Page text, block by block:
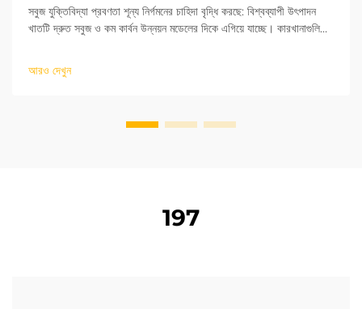
সবুজ যুক্তিবিদ্যা প্রবণতা শূন্য নির্গমনের চাহিদা বৃদ্ধি করছে: বিশ্বব্যাপী উৎপাদন
খাতটি দ্রুত সবুজ ও কম কার্বন উন্নয়ন মডেলের দিকে এগিয়ে যাচ্ছে। কারখানাগুলিতে
আরও দেখুন
197